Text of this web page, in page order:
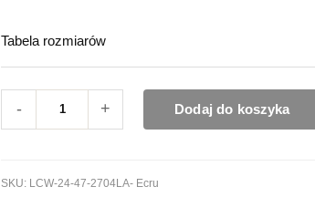
Tabela rozmiarów
- + Dodaj do koszyka
SKU: LCW-24-47-2704LA- Ecru